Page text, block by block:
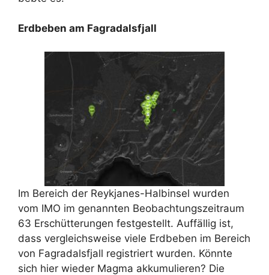
Erdbeben am Fagradalsfjall
Im Bereich der Reykjanes-Halbinsel wurden
vom IMO im genannten Beobachtungszeitraum
63 Erschütterungen festgestellt. Auffällig ist,
dass vergleichsweise viele Erdbeben im Bereich
von Fagradalsfjall registriert wurden. Könnte
sich hier wieder Magma akkumulieren? Die